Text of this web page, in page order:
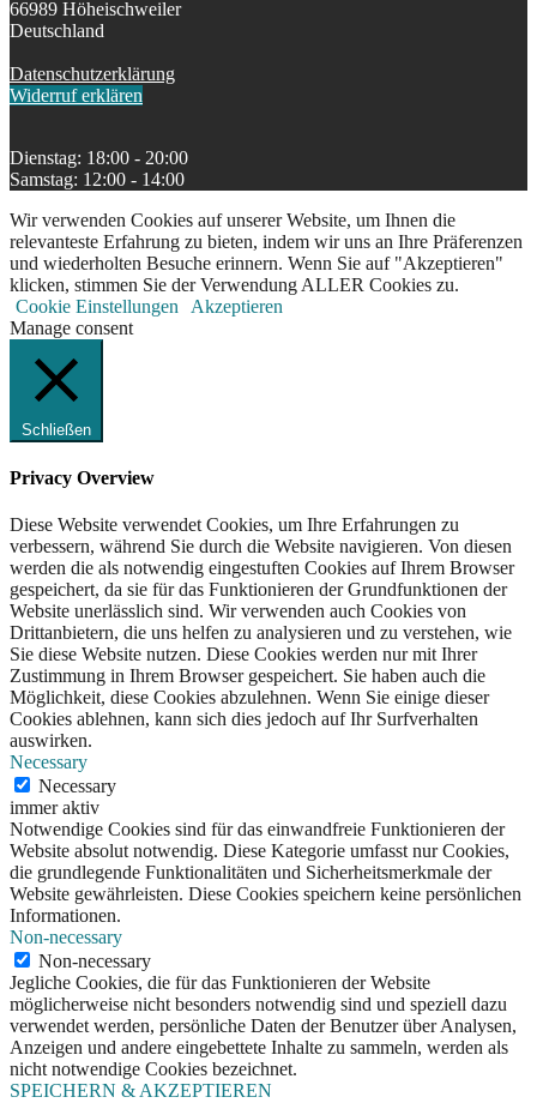
66989 Höheischweiler
Deutschland
Datenschutzerklärung
Widerruf erklären
Dienstag: 18:00 - 20:00
Samstag: 12:00 - 14:00
Wir verwenden Cookies auf unserer Website, um Ihnen die
relevanteste Erfahrung zu bieten, indem wir uns an Ihre Präferenzen
und wiederholten Besuche erinnern. Wenn Sie auf "Akzeptieren"
klicken, stimmen Sie der Verwendung ALLER Cookies zu.
Cookie Einstellungen
Akzeptieren
Manage consent
Schließen
Privacy Overview
Diese Website verwendet Cookies, um Ihre Erfahrungen zu
verbessern, während Sie durch die Website navigieren. Von diesen
werden die als notwendig eingestuften Cookies auf Ihrem Browser
gespeichert, da sie für das Funktionieren der Grundfunktionen der
Website unerlässlich sind. Wir verwenden auch Cookies von
Drittanbietern, die uns helfen zu analysieren und zu verstehen, wie
Sie diese Website nutzen. Diese Cookies werden nur mit Ihrer
Zustimmung in Ihrem Browser gespeichert. Sie haben auch die
Möglichkeit, diese Cookies abzulehnen. Wenn Sie einige dieser
Cookies ablehnen, kann sich dies jedoch auf Ihr Surfverhalten
auswirken.
Necessary
Necessary
immer aktiv
Notwendige Cookies sind für das einwandfreie Funktionieren der
Website absolut notwendig. Diese Kategorie umfasst nur Cookies,
die grundlegende Funktionalitäten und Sicherheitsmerkmale der
Website gewährleisten. Diese Cookies speichern keine persönlichen
Informationen.
Non-necessary
Non-necessary
Jegliche Cookies, die für das Funktionieren der Website
möglicherweise nicht besonders notwendig sind und speziell dazu
verwendet werden, persönliche Daten der Benutzer über Analysen,
Anzeigen und andere eingebettete Inhalte zu sammeln, werden als
nicht notwendige Cookies bezeichnet.
SPEICHERN & AKZEPTIEREN